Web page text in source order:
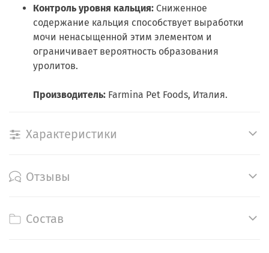
Контроль уровня кальция: Сниженное
содержание кальция способствует выработки
мочи ненасыщенной этим элементом и
ограничивает вероятность образования
уролитов.
Производитель: Farmina Pet Foods, Италия.
Характеристики
Отзывы
Состав